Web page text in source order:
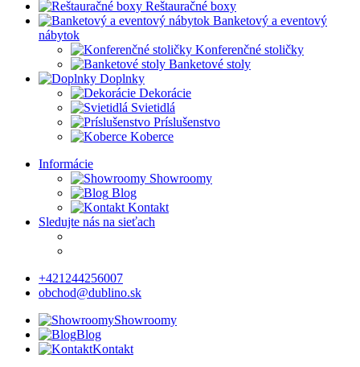
Reštauračné boxy
Banketový a eventový
nábytok
Konferenčné stoličky
Banketové stoly
Doplnky
Dekorácie
Svietidlá
Príslušenstvo
Koberce
Informácie
Showroomy
Blog
Kontakt
Sledujte nás na sieťach
+421244256007
obchod@dublino.sk
Showroomy
Blog
Kontakt